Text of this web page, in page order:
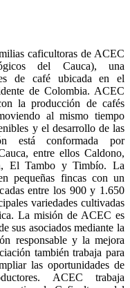
caficultoras de ACEC
del Cauca), una
de café ubicada en el
de Colombia. ACEC
la producción de cafés
al mismo tiempo
y el desarrollo de las
está conformada por
entre ellos Caldono,
El Tambo y Timbío. La
pequeñas fincas con un
entre los 900 y 1.650
variedades cultivadas
La misión de ACEC es
sus asociados mediante la
responsable y la mejora
también trabaja para
las oportunidades de
ACEC trabaja